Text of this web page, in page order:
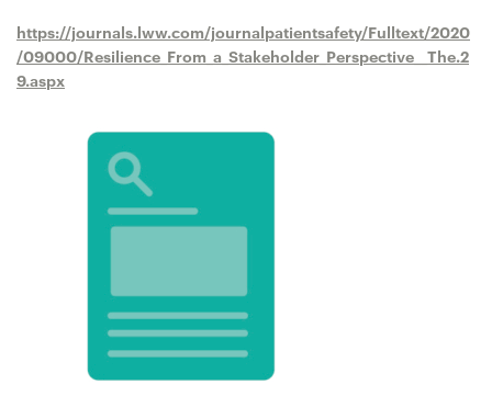
https://journals.lww.com/journalpatientsafety/Fulltext/2020
/09000/Resilience_From_a_Stakeholder_Perspective__The.2
9.aspx